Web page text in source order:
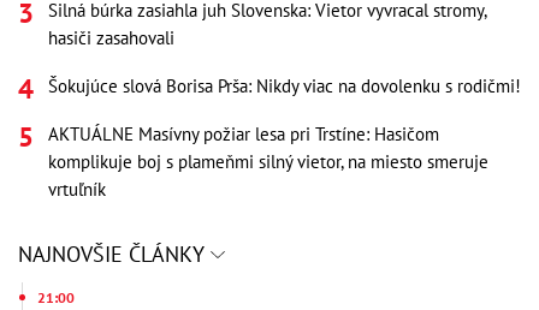
Silná búrka zasiahla juh Slovenska: Vietor vyvracal stromy,
hasiči zasahovali
Šokujúce slová Borisa Prša: Nikdy viac na dovolenku s rodičmi!
AKTUÁLNE Masívny požiar lesa pri Trstíne: Hasičom
komplikuje boj s plameňmi silný vietor, na miesto smeruje
vrtuľník
NAJNOVŠIE ČLÁNKY
21:00